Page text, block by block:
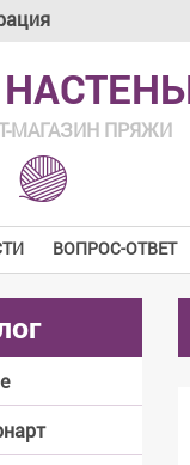
МАГАЗИН ПРЯЖИ
ВОПРОС-ОТВЕТ